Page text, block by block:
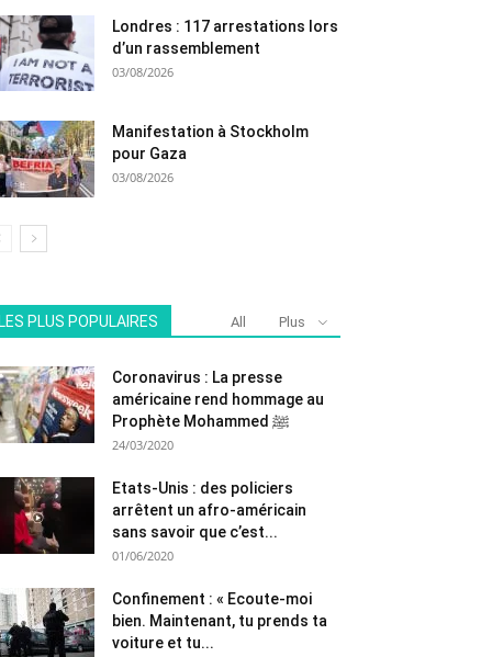
Londres : 117 arrestations lors
d’un rassemblement
03/08/2026
Manifestation à Stockholm
pour Gaza
03/08/2026
LES PLUS POPULAIRES All Plus
Coronavirus : La presse
américaine rend hommage au
Prophète Mohammed ﷺ
24/03/2020
Etats-Unis : des policiers
arrêtent un afro-américain
sans savoir que c’est...
01/06/2020
Confinement : « Ecoute-moi
bien. Maintenant, tu prends ta
voiture et tu...